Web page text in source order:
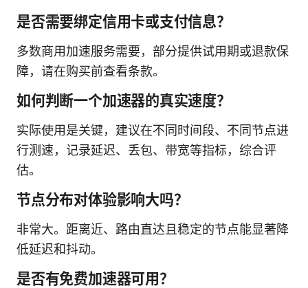
是否需要绑定信用卡或支付信息？
多数商用加速服务需要，部分提供试用期或退款保
障，请在购买前查看条款。
如何判断一个加速器的真实速度？
实际使用是关键，建议在不同时间段、不同节点进
行测速，记录延迟、丢包、带宽等指标，综合评
估。
节点分布对体验影响大吗？
非常大。距离近、路由直达且稳定的节点能显著降
低延迟和抖动。
是否有免费加速器可用？